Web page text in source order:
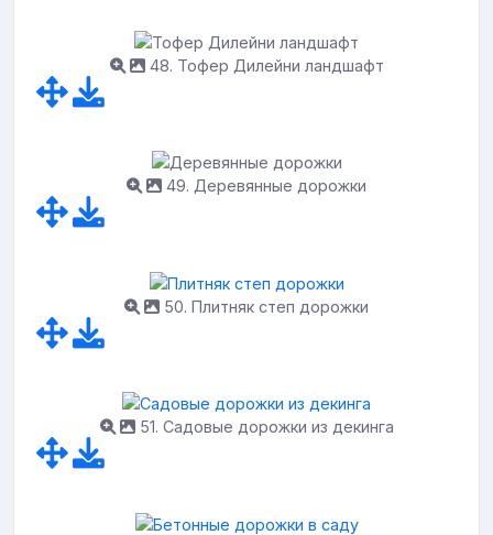
48. Тофер Дилейни ландшафт
49. Деревянные дорожки
50. Плитняк степ дорожки
51. Садовые дорожки из декинга